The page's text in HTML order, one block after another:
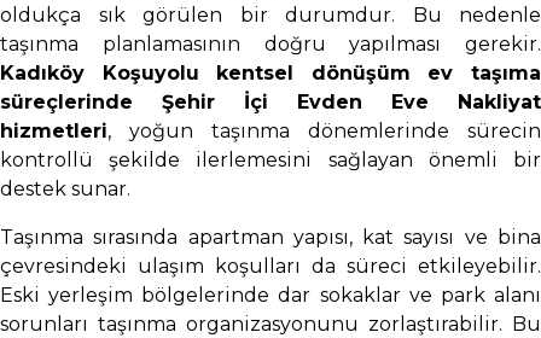
oldukça sık görülen bir durumdur. Bu nedenle
taşınma planlamasının doğru yapılması gerekir.
Kadıköy Koşuyolu kentsel dönüşüm ev taşıma
süreçlerinde Şehir İçi Evden Eve Nakliyat
hizmetleri, yoğun taşınma dönemlerinde sürecin
kontrollü şekilde ilerlemesini sağlayan önemli bir
destek sunar.
Taşınma sırasında apartman yapısı, kat sayısı ve bina
çevresindeki ulaşım koşulları da süreci etkileyebilir.
Eski yerleşim bölgelerinde dar sokaklar ve park alanı
sorunları taşınma organizasyonunu zorlaştırabilir. Bu